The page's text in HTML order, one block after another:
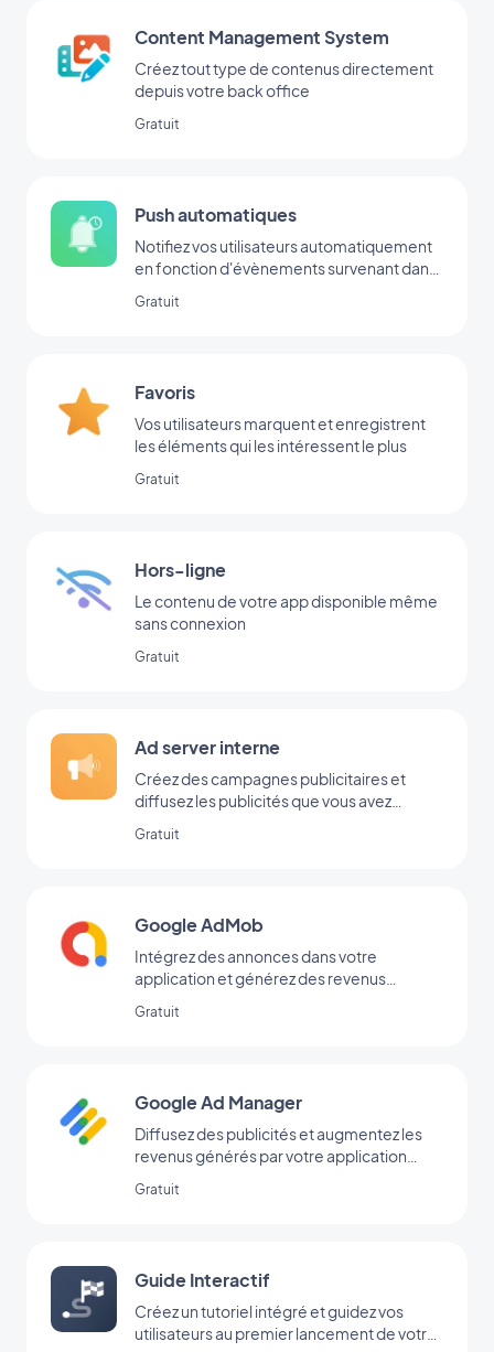
Content Management System
Créez tout type de contenus directement
depuis votre back office
Gratuit
Push automatiques
Notifiez vos utilisateurs automatiquement
en fonction d'évènements survenant dans
Gratuit
Favoris
Vos utilisateurs marquent et enregistrent
les éléments qui les intéressent le plus
Gratuit
Hors-ligne
Le contenu de votre app disponible même
sans connexion
Gratuit
Ad server interne
Créez des campagnes publicitaires et
diffusez les publicités que vous avez
office
Gratuit
Google AdMob
Intégrez des annonces dans votre
application et générez des revenus
Gratuit
Google Ad Manager
Diffusez des publicités et augmentez les
revenus générés par votre application
Gratuit
Guide Interactif
Créez un tutoriel intégré et guidez vos
utilisateurs au premier lancement de votre